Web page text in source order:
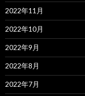
2022年11月
2022年10月
2022年9月
2022年8月
2022年7月